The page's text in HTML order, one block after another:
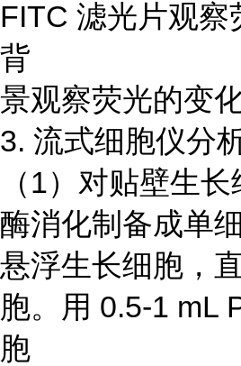
FITC 滤光片观察
背
景观察荧光的变化
3. 流式细胞仪分
（1）对贴壁生
酶消化制备成单
悬浮生长细胞，
胞。用 0.5-1 mL
胞